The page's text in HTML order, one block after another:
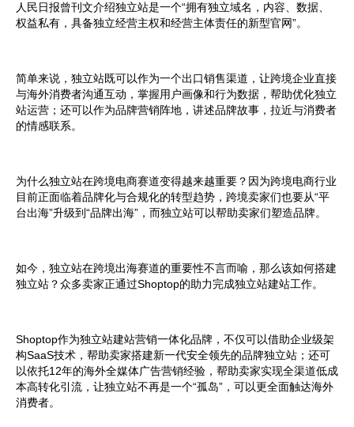
人民日报曾刊文介绍独立站是一个“拥有独立域名，内容、数据、
权益私有，具备独立经营主权和经营主体责任的新型官网”。
简单来说，独立站既可以作为一个出口销售渠道，让跨境企业直接
与海外消费者沟通互动，掌握用户画像和行为数据，帮助优化独立
站运营；还可以作为品牌营销阵地，讲述品牌故事，拉近与消费者
的情感联系。
为什么独立站在跨境电商赛道变得越来越重要？因为跨境电商行业
目前正面临着品牌化与合规化的转型趋势，跨境卖家们也要从“平
台出海”升级到“品牌出海”，而独立站可以帮助卖家们塑造品牌。
如今，独立站在跨境出海赛道的重要性不言而喻，那么该如何搭建
独立站？众多卖家正通过Shoptop的助力完成独立站建站工作。
Shoptop作为独立站建站营销一体化品牌，不仅可以借助企业级架
构SaaS技术，帮助卖家搭建新一代安全领先的品牌独立站；还可
以依托12年的海外全媒体广告营销经验，帮助卖家实现全渠道低成
本高转化引流，让独立站不再是一个“孤岛”，可以更全面触达海外
消费者。